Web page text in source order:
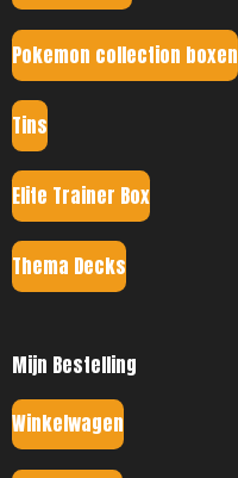
Pokemon collection boxen
Tins
Elite Trainer Box
Thema Decks
Mijn Bestelling
Winkelwagen